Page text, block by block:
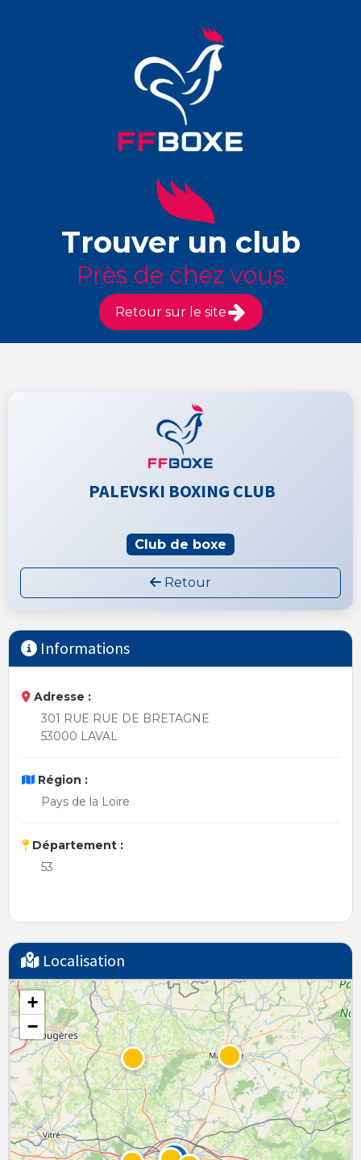
Trouver un club
Près de chez vous
Retour sur le site
PALEVSKI BOXING CLUB
Club de boxe
Retour
Informations
Adresse :
301 RUE RUE DE BRETAGNE
53000 LAVAL
Région :
Pays de la Loire
Département :
53
Localisation
+
−